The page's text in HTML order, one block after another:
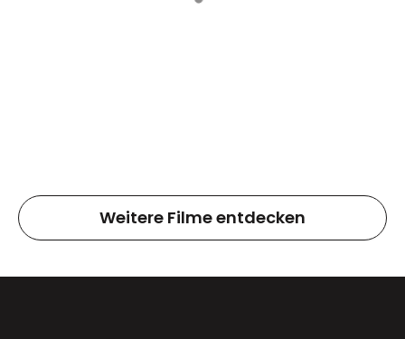
Weitere Filme entdecken